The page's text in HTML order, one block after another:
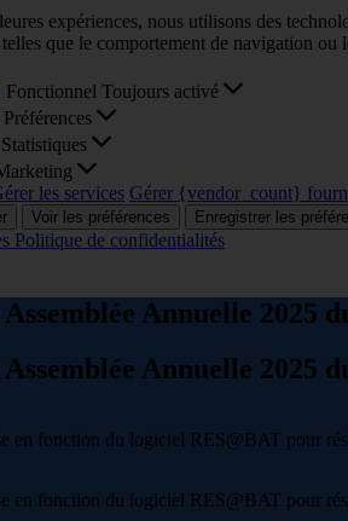
expériences, nous utilisons des
telles que le comportement de navigation
Fonctionnel Toujours activé
Préférences
Statistiques
les services Gérer {vendor_count}
Voir les préférences Enregistrer les
Politique de confidentialités
Annuelle 2025
Annuelle 2025
en fonction du logiciel RES@BAT pour
en fonction du logiciel RES@BAT pour